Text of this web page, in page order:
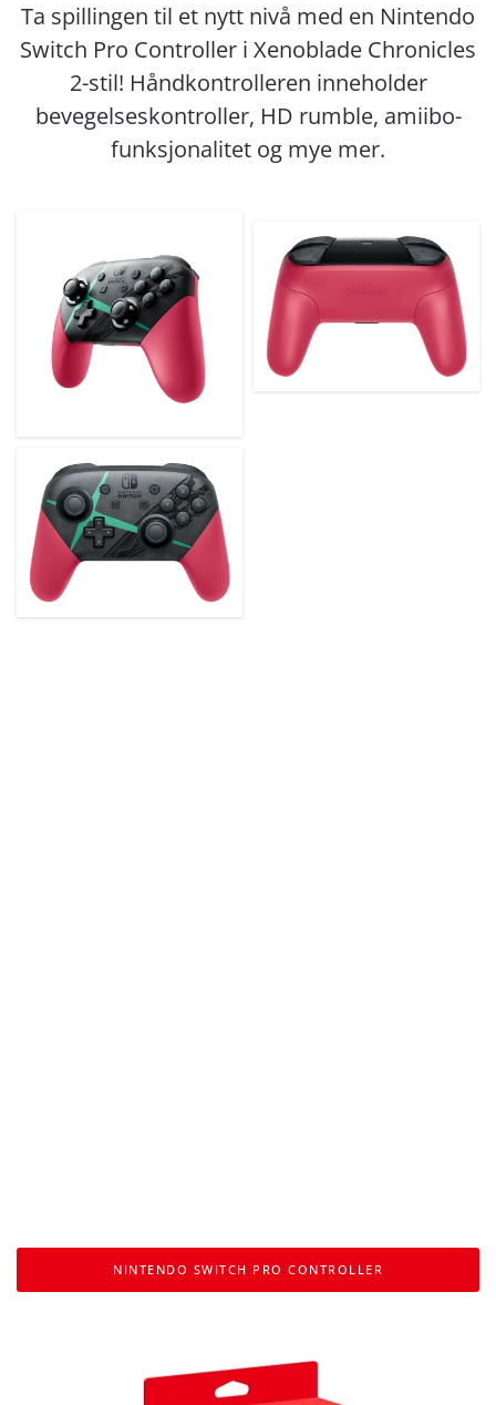
Ta spillingen til et nytt nivå med en Nintendo
Switch Pro Controller i Xenoblade Chronicles
2-stil! Håndkontrolleren inneholder
bevegelseskontroller, HD rumble, amiibo-
funksjonalitet og mye mer.
NINTENDO SWITCH PRO CONTROLLER